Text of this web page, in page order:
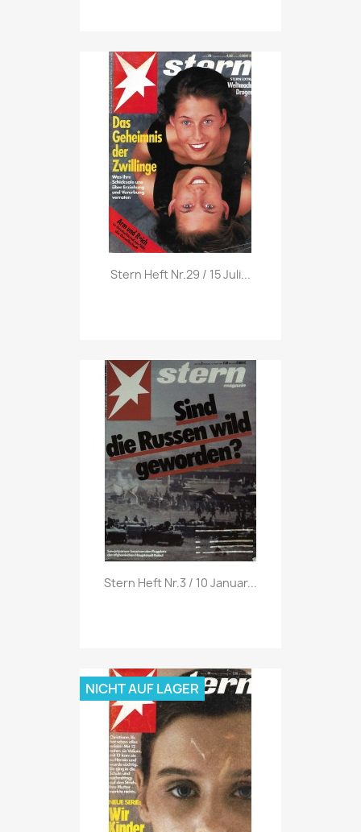
Vorschau
Stern Heft Nr.29 / 15 Juli...
Vorschau
Stern Heft Nr.3 / 10 Januar...
NICHT AUF LAGER